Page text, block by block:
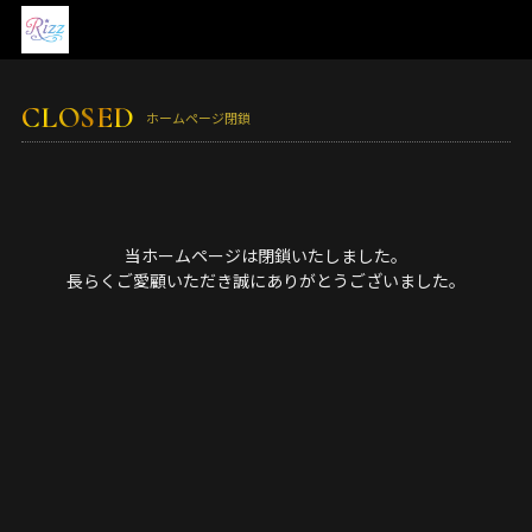
CLOSED ホームページ閉鎖
当ホームページは閉鎖いたしました。
長らくご愛顧いただき誠にありがとうございました。